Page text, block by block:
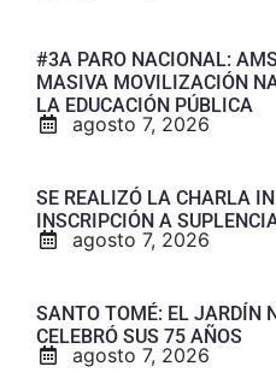
#3A PARO NACIONAL:
MASIVA MOVILIZACIÓN
LA EDUCACIÓN PÚBLICA
agosto 7, 2026
SE REALIZÓ LA CHARLA
INSCRIPCIÓN A
agosto 7, 2026
SANTO TOMÉ: EL JARDÍN
CELEBRÓ SUS 75 AÑOS
agosto 7, 2026